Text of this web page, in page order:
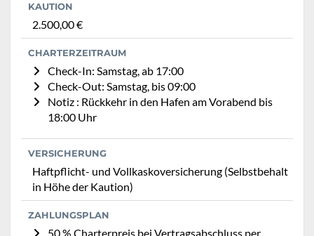
KAUTION
2.500,00 €
CHARTERZEITRAUM
Check-In: Samstag, ab 17:00
Check-Out: Samstag, bis 09:00
Notiz : Rückkehr in den Hafen am Vorabend bis
18:00 Uhr
VERSICHERUNG
Haftpflicht- und Vollkaskoversicherung (Selbstbehalt
in Höhe der Kaution)
ZAHLUNGSPLAN
50 % Charterpreis bei Vertragsabschluss per